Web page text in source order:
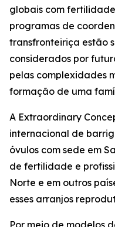
globais com
programas de
transfronteiriça estão
considerados por
pelas complexidades
formação de uma
A Extraordinary
internacional de
óvulos com sede em
de fertilidade e
Norte e em outros
esses arranjos